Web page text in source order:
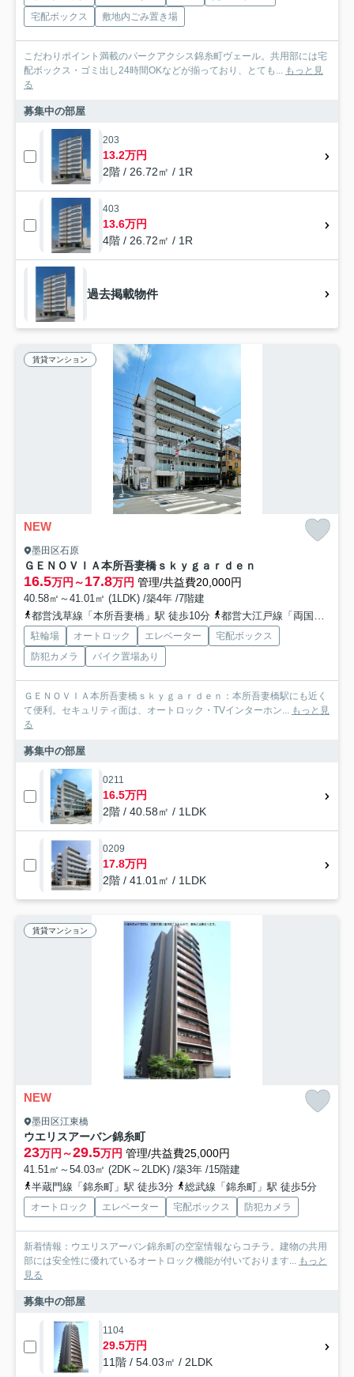
宅配ボックス
敷地内ごみ置き場
こだわりポイント満載のパークアクシス錦糸町ヴェール。共用部には宅
配ボックス・ゴミ出し24時間OKなどが揃っており、とても... もっと見
る
募集中の部屋
203
13.2万円
2階 / 26.72㎡ / 1R
403
13.6万円
4階 / 26.72㎡ / 1R
過去掲載物件
賃貸マンション
NEW
墨田区石原
ＧＥＮＯＶＩＡ本所吾妻橋ｓｋｙｇａｒｄｅｎ
16.5万円～17.8万円 管理/共益費20,000円
40.58㎡～41.01㎡ (1LDK) /築4年 /7階建
都営浅草線「本所吾妻橋」駅 徒歩10分
都営大江戸線「両国」駅 徒歩12分
駐輪場 オートロック エレベーター
宅配ボックス
防犯カメラ
バイク置場あり
ＧＥＮＯＶＩＡ本所吾妻橋ｓｋｙｇａｒｄｅｎ：本所吾妻橋駅にも近く
て便利。セキュリティ面は、オートロック・TVインターホン... もっと見
る
募集中の部屋
0211
16.5万円
2階 / 40.58㎡ / 1LDK
0209
17.8万円
2階 / 41.01㎡ / 1LDK
賃貸マンション
NEW
墨田区江東橋
ウエリスアーバン錦糸町
23万円～29.5万円 管理/共益費25,000円
41.51㎡～54.03㎡ (2DK～2LDK) /築3年 /15階建
半蔵門線「錦糸町」駅 徒歩3分
総武線「錦糸町」駅 徒歩5分
オートロック エレベーター 宅配ボックス 防犯カメラ
新着情報：ウエリスアーバン錦糸町の空室情報ならコチラ。建物の共用
部には安全性に優れているオートロック機能が付いております... もっと
見る
募集中の部屋
1104
29.5万円
11階 / 54.03㎡ / 2LDK